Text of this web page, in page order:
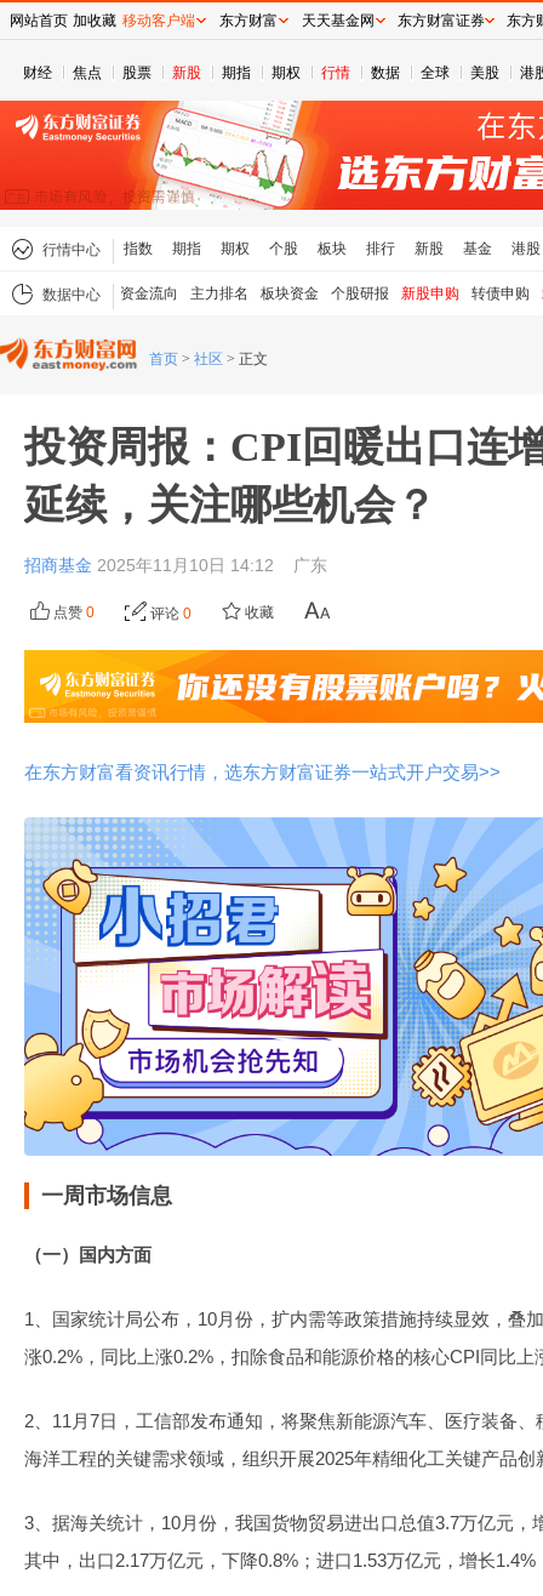
财经 焦点 股票 新股 期指 期权 行情 数据 全球 美股 港
行情中心 指数 期指 期权 个股 板块 排行 新股 基金 港股
数据中心 资金流向 主力排名 板块资金 个股研报 新股申购 转债申购
首页 > 社区 > 正文
投资周报：CPI回暖出口连
延续，关注哪些机会？
招商基金 2025年11月10日 14:12 广东
点赞 0 评论 0 收藏
在东方财富看资讯行情，选东方财富证券一站式开户交易>>
一周市场信息
（一）国内方面
1、国家统计局公布，10月份，扩内需等政策措施持续显效，叠
涨0.2%，同比上涨0.2%，扣除食品和能源价格的核心CPI同比
2、11月7日，工信部发布通知，将聚焦新能源汽车、医疗装备
海洋工程的关键需求领域，组织开展2025年精细化工关键产品
3、据海关统计，10月份，我国货物贸易进出口总值3.7万亿元，
其中，出口2.17万亿元，下降0.8%；进口1.53万亿元，增长
网站首页 加收藏 移动客户端 东方财富 天天基金网 东方财富证券 东方